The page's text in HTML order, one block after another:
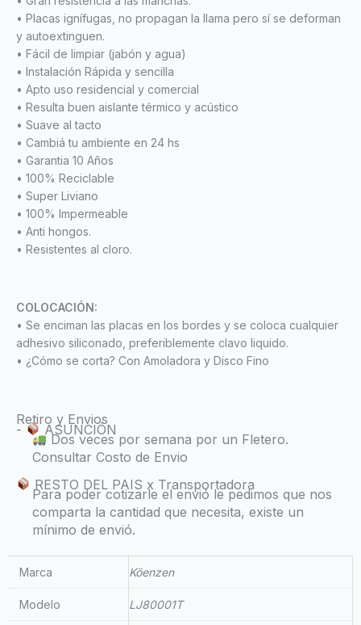
• Placas ignífugas, no propagan la llama pero sí se deforman
y autoextinguen.
• Fácil de limpiar (jabón y agua)
• Instalación Rápida y sencilla
• Apto uso residencial y comercial
• Resulta buen aislante térmico y acústico
• Suave al tacto
• Cambiá tu ambiente en 24 hs
• Garantia 10 Años
• 100% Reciclable
• Super Liviano
• 100% Impermeable
• Anti hongos.
• Resistentes al cloro.
COLOCACIÓN:
• Se enciman las placas en los bordes y se coloca cualquier
adhesivo siliconado, preferiblemente clavo liquido.
• ¿Cómo se corta? Con Amoladora y Disco Fino
Retiro y Envios
- ASUNCIÓN
Dos veces por semana por un Fletero.
Consultar Costo de Envio
RESTO DEL PAIS x Transportadora
Para poder cotizarle el envió le pedimos que nos
comparta la cantidad que necesita, existe un
mínimo de envió.
Marca Köenzen
Modelo LJ80001T